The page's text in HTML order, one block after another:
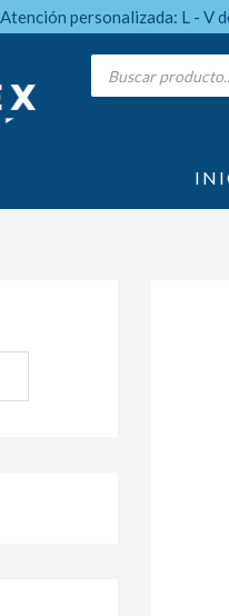
Atención personalizada: L - V
Products
search